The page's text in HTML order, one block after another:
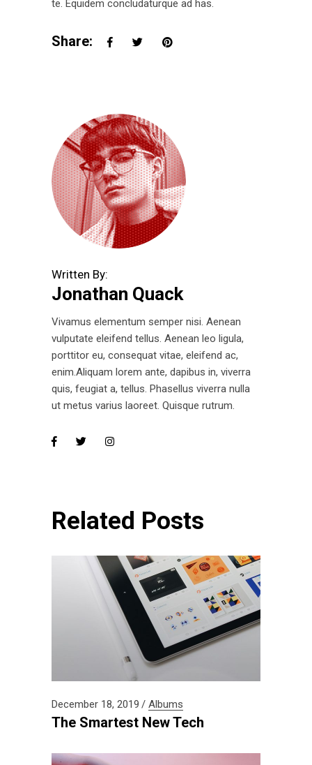
te. Equidem concludaturque ad has.
Share:
Written By:
Jonathan Quack
Vivamus elementum semper nisi. Aenean
vulputate eleifend tellus. Aenean leo ligula,
porttitor eu, consequat vitae, eleifend ac,
enim.Aliquam lorem ante, dapibus in, viverra
quis, feugiat a, tellus. Phasellus viverra nulla
ut metus varius laoreet. Quisque rutrum.
Related Posts
December 18, 2019 Albums
The Smartest New Tech